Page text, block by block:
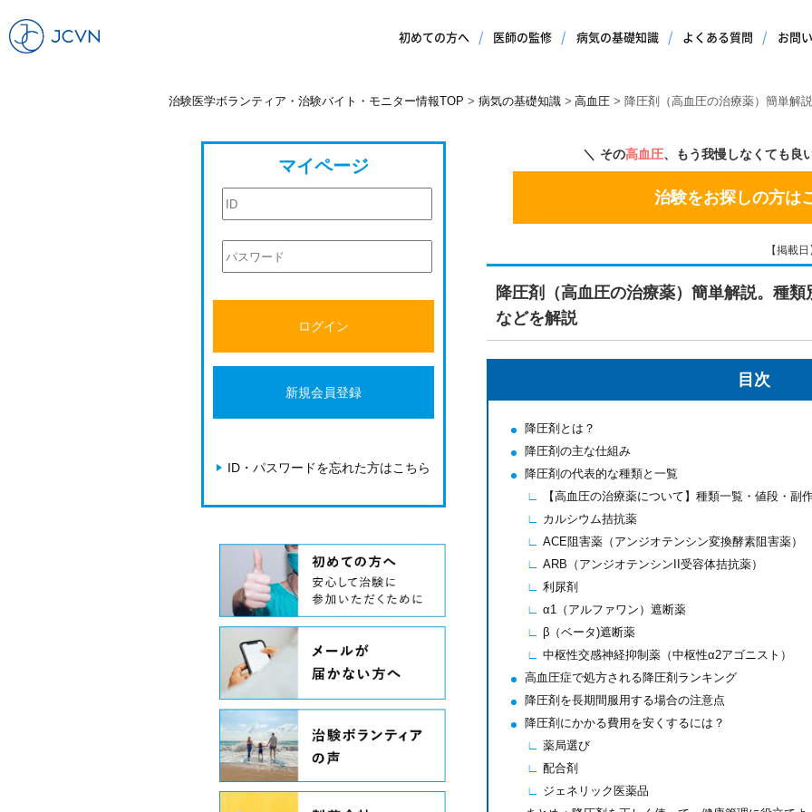
初めての方へ 医師の監修 病気の基礎知識 よくある質問 お問
治験医学ボランティア・治験バイト・モニター情報TOP 病気の基礎知識 高血圧 降圧剤（高血圧の治療薬）簡単解
その高血圧、もう我慢しなくても良
治験をお探しの方は
【掲載
降圧剤（高血圧の治療薬）簡単解説。種
などを解説
目次
降圧剤とは？
降圧剤の主な仕組み
降圧剤の代表的な種類と一覧
【高血圧の治療薬について】種類一覧・値段・副
カルシウム拮抗薬
ACE阻害薬（アンジオテンシン変換酵素阻害薬）
ARB（アンジオテンシンII受容体拮抗薬）
利尿剤
α1（アルファワン）遮断薬
β（ベータ)遮断薬
中枢性交感神経抑制薬（中枢性α2アゴニスト）
高血圧症で処方される降圧剤ランキング
降圧剤を長期間服用する場合の注意点
降圧剤にかかる費用を安くするには？
薬局選び
配合剤
ジェネリック医薬品
マイページ
ログイン
新規会員登録
ID・パスワードを忘れた方はこちら